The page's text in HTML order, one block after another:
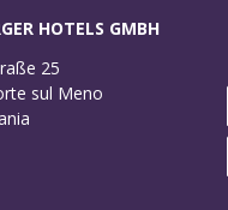
HOTELS GMBH
25
sul Meno